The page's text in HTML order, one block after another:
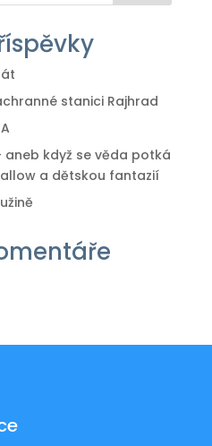
stanici Rajhrad
aneb když se věda potká
a dětskou fantazií